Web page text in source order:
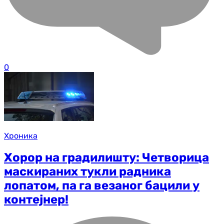
0
Хроника
Хорор на градилишту: Четворица
маскираних тукли радника
лопатом, па га везаног бацили у
контејнер!